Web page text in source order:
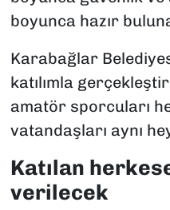
boyunca hazır
Karabağlar
katılımla
amatör sporcuları
vatandaşları aynı
Katılan
verilecek